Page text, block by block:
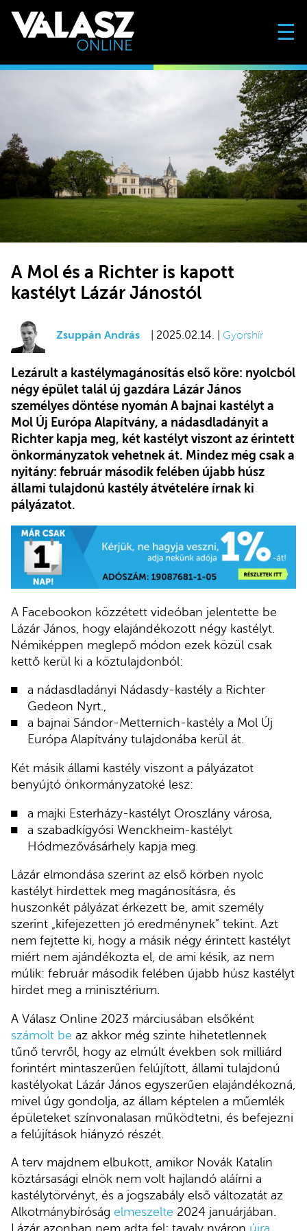
☰
A Mol és a Richter is kapott
kastélyt Lázár Jánostól
Zsuppán András | 2025.02.14. | Gyorshír
Lezárult a kastélymagánosítás első köre: nyolcból
négy épület talál új gazdára Lázár János
személyes döntése nyomán A bajnai kastélyt a
Mol Új Európa Alapítvány, a nádasdladányit a
Richter kapja meg, két kastélyt viszont az érintett
önkormányzatok vehetnek át. Mindez még csak a
nyitány: február második felében újabb húsz
állami tulajdonú kastély átvételére írnak ki
pályázatot.
A Facebookon közzétett videóban jelentette be
Lázár János, hogy elajándékozott négy kastélyt.
Némiképpen meglepő módon ezek közül csak
kettő kerül ki a köztulajdonból:
a nádasdladányi Nádasdy-kastély a Richter
Gedeon Nyrt.,
a bajnai Sándor-Metternich-kastély a Mol Új
Európa Alapítvány tulajdonába kerül át.
Két másik állami kastély viszont a pályázatot
benyújtó önkormányzatoké lesz:
a majki Esterházy-kastélyt Oroszlány városa,
a szabadkígyósi Wenckheim-kastélyt
Hódmezővásárhely kapja meg.
Lázár elmondása szerint az első körben nyolc
kastélyt hirdettek meg magánosításra, és
huszonkét pályázat érkezett be, amit személy
szerint „kifejezetten jó eredménynek” tekint. Azt
nem fejtette ki, hogy a másik négy érintett kastélyt
miért nem ajándékozta el, de ami késik, az nem
múlik: február második felében újabb húsz kastélyt
hirdet meg a minisztérium.
A Válasz Online 2023 márciusában elsőként
számolt be az akkor még szinte hihetetlennek
tűnő tervről, hogy az elmúlt években sok milliárd
forintért mintaszerűen felújított, állami tulajdonú
kastélyokat Lázár János egyszerűen elajándékozná,
mivel úgy gondolja, az állam képtelen a műemlék
épületeket színvonalasan működtetni, és befejezni
a felújítások hiányzó részét.
A terv majdnem elbukott, amikor Novák Katalin
köztársasági elnök nem volt hajlandó aláírni a
kastélytörvényt, és a jogszabály első változatát az
Alkotmánybíróság elmeszelte 2024 januárjában.